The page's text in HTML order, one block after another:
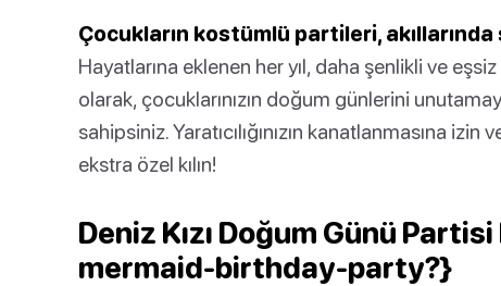
Çocukların kostümlü partileri,
Hayatlarına eklenen her yıl, daha şenlikli ve
olarak, çocuklarınızın doğum günlerini
sahipsiniz. Yaratıcılığınızın kanatlanmasına
ekstra özel kılın!
Deniz Kızı Doğum Günü
mermaid-birthday-party?}